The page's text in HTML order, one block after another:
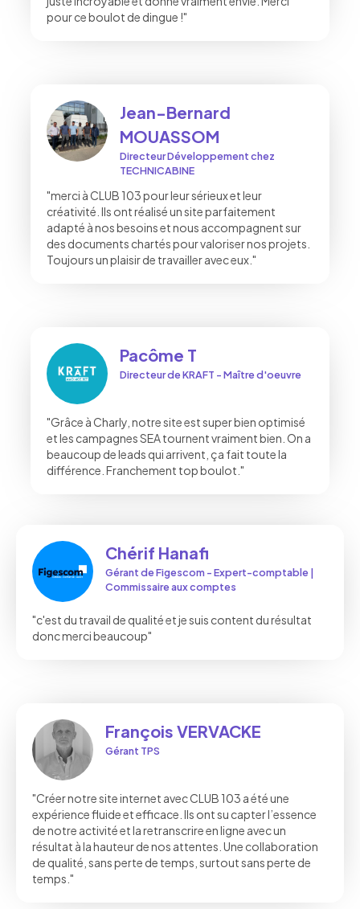
pour ce boulot de dingue !"
Jean-Bernard
MOUASSOM
Directeur Développement chez
TECHNICABINE
"merci à CLUB 103 pour leur sérieux et leur
créativité. Ils ont réalisé un site parfaitement
adapté à nos besoins et nous accompagnent sur
des documents chartés pour valoriser nos projets.
Toujours un plaisir de travailler avec eux."
Pacôme T
Directeur de KRAFT - Maître d'oeuvre
"Grâce à Charly, notre site est super bien optimisé
et les campagnes SEA tournent vraiment bien. On a
beaucoup de leads qui arrivent, ça fait toute la
différence. Franchement top boulot."
Chérif Hanafi
Gérant de Figescom - Expert-comptable |
Commissaire aux comptes
"c'est du travail de qualité et je suis content du résultat
donc merci beaucoup"
François VERVACKE
Gérant TPS
"Créer notre site internet avec CLUB 103 a été une
expérience fluide et efficace. Ils ont su capter l’essence
de notre activité et la retranscrire en ligne avec un
résultat à la hauteur de nos attentes. Une collaboration
de qualité, sans perte de temps, surtout sans perte de
temps."